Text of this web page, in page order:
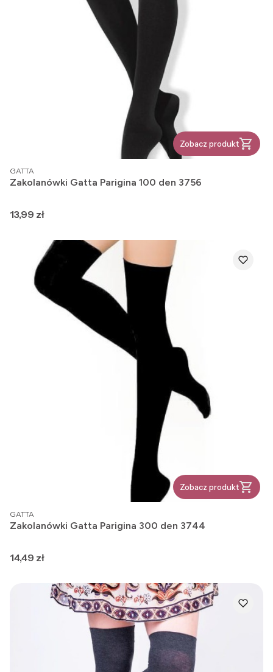
Zobacz produkt
PRODUCENT
GATTA
Zakolanówki Gatta Parigina 100 den 3756
Cena
13,99 zł
Zobacz produkt
PRODUCENT
GATTA
Zakolanówki Gatta Parigina 300 den 3744
Cena
14,49 zł